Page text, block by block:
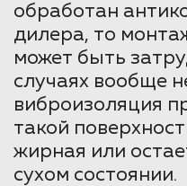
обработан
дилера, то
может быть
случаях вообще
виброизоляция
такой
жирная или
сухом состоянии.